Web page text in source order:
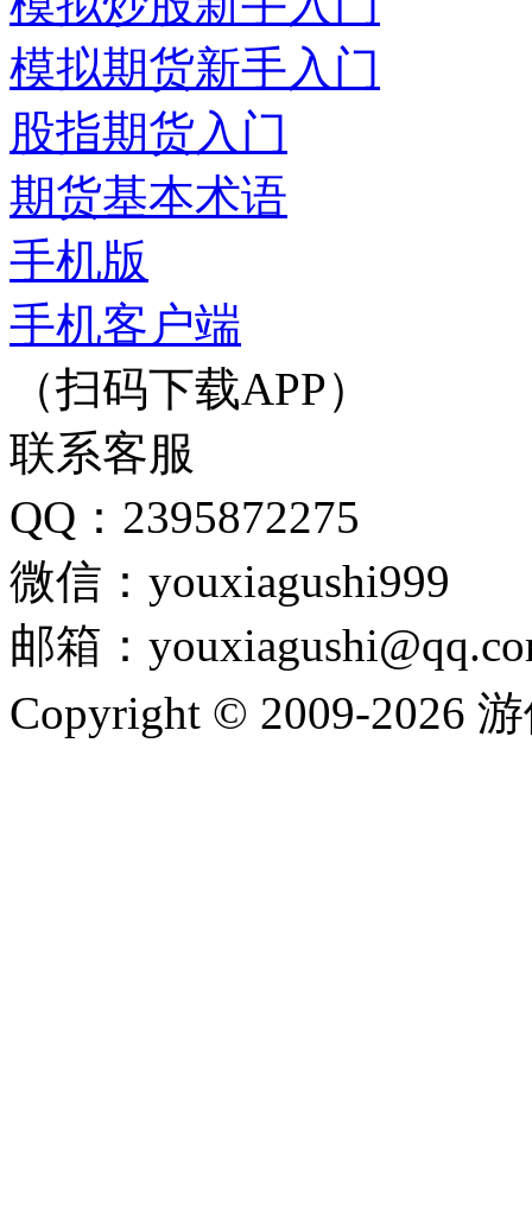
模拟期货新手入门
股指期货入门
期货基本术语
手机版
手机客户端
（扫码下载APP）
联系客服
QQ：2395872275
微信：youxiagushi999
邮箱：
Copyright © 2009-2026